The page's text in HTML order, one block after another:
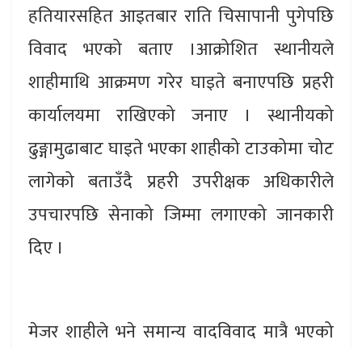
हतियारसहित आइतबार राति चिसापानी पुगेपछि
विवाद भएको बताए ।आक्रोशित स्थानीयले
शाहीमाथि आक्रमण गरेर घाइते बनाएपछि प्रहरी
कार्यालयमा राखिएको जनाए । स्थानीयको
ढुङ्गामुढाबाट घाइते भएका शाहीको टाउकोमा चोट
लागेको बताउँदै प्रहरी उपरीक्षक अधिकारीले
उपचारपछि सेनाको जिम्मा लगाएको जानकारी
दिए ।
मेजर शाहीले भने समान्य वादविवाद मात्रै भएको